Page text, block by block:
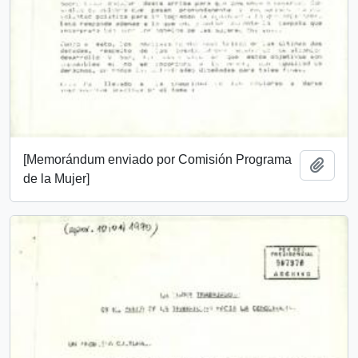
[Memorándum enviado por Comisión Programa
de la Mujer]